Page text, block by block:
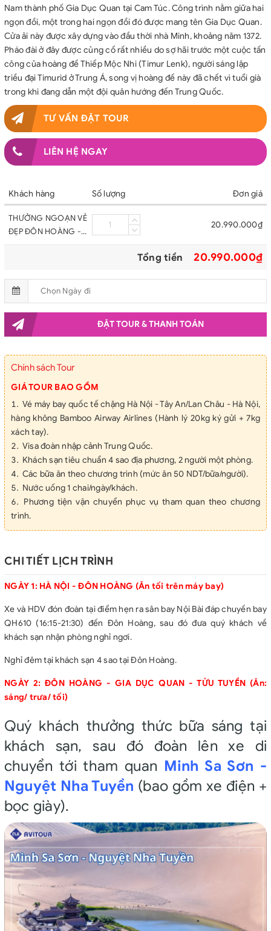
Nam thành phố Gia Dục Quan tại Cam Túc. Công trình nằm giữa hai
ngọn đồi, một trong hai ngọn đồi đó được mang tên Gia Dục Quan.
Cửa ải này được xây dựng vào đầu thời nhà Minh, khoảng năm 1372.
Pháo đài ở đây được củng cố rất nhiều do sợ hãi trước một cuộc tấn
công của hoàng đế Thiếp Mộc Nhi (Timur Lenk), người sáng lập
triều đại Timurid ở Trung Á, song vị hoàng đế này đã chết vì tuổi già
trong khi đang dẫn một đội quân hướng đến Trung Quốc.
TƯ VẤN ĐẶT TOUR
LIÊN HỆ NGAY
Khách hàng Số lượng Đơn giá
THƯỞNG NGOẠN VẺ
ĐẸP ĐÔN HOÀNG -
20.990.000₫
Tổng tiền 20.990.000₫
ĐẶT TOUR & THANH TOÁN
Chính sách Tour
GIÁ TOUR BAO GỒM
Vé máy bay quốc tế chặng Hà Nội - Tây An/Lan Châu - Hà Nội,
hàng không Bamboo Airway Airlines (Hành lý 20kg ký gửi + 7kg
xách tay).
Visa đoàn nhập cảnh Trung Quốc.
Khách sạn tiêu chuẩn 4 sao địa phương, 2 người một phòng.
Các bữa ăn theo chương trình (mức ăn 50 NDT/bữa/người).
Nước uống 1 chai/ngày/khách.
Phương tiện vận chuyển phục vụ tham quan theo chương
trình.
Phí tham quan vào cửa 1 lần theo chương trình.
phục vụ suốt tuyến.
Quà tặng từ công ty.
Chi phí làm hộ chiếu.
Phụ thu phòng đơn : 3.000.000 VNĐ
Chi phí làm visa tái nhập cảnh Việt Nam đối với khách Việt
kiều, ngoại kiều.
Các chi phí cá nhân như điện thoại, Internet, giặt ủi, thức ăn
nước uống trong phòng KS.
Show diễn: Tham quan Hang Mạc Cao (vé hạng A, Mộng
Huyễn Phật Cung, thuyết minh 8-15 động, xe điện)
398RMB/người; Show Lạc Động Đôn Hoàng 298RMB/người.
Combo tự phí: Sa mạc cuồng hoan (298RMB/người): Buffet
lẩu, Xiên thịt dê nướng, Đêm hội lửa trại, Xe cart sa mạc, Trượt
cát, Biểu diễn ca vũ, Lều sa mạc, Khám phá trời đêm. Show Ca
nhạc Sa mạc tinh không 80RMB/người.
Tiền TIP cho hướng dẫn viên, lái xe, local guide 7$/ngày/người.
THỦ TỤC VISA
- Ảnh chụp hộ chiếu gốc còn hạn trên 6 tháng so với ngày kết
thúc tour.
- File ảnh thẻ 4*6 nền trắng (Không đeo trang sức, lộ trán, hở tai,
không đeo kính).
CHI TIẾT LỊCH TRÌNH
NGÀY 1: HÀ NỘI - ĐÔN HOÀNG (Ăn tối trên máy bay)
Xe và HDV đón đoàn tại điểm hẹn ra sân bay Nội Bài đáp chuyến bay
QH610 (16:15-21:30) đến Đôn Hoàng, sau đó đưa quý khách về
khách sạn nhận phòng nghỉ ngơi.
Nghỉ đêm tại khách sạn 4 sao tại Đôn Hoàng.
NGÀY 2: ĐÔN HOÀNG - GIA DỤC QUAN - TỬU TUYỀN (Ăn:
sáng/ trưa/ tối)
Quý khách thưởng thức bữa sáng tại
khách sạn, sau đó đoàn lên xe di
chuyển tới tham quan Minh Sa Sơn -
Nguyệt Nha Tuyền (bao gồm xe điện +
bọc giày).